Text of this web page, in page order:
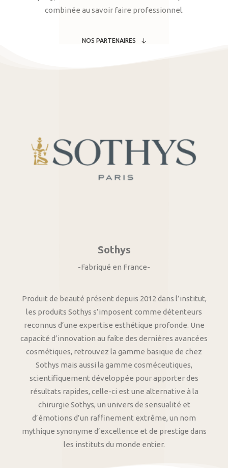
combinée au savoir faire professionnel.
NOS PARTENAIRES
Sothys
-Fabriqué en France-
Produit de beauté présent depuis 2012 dans l’institut,
les produits Sothys s’imposent comme détenteurs
reconnus d’une expertise esthétique profonde. Une
capacité d’innovation au faîte des dernières avancées
cosmétiques, retrouvez la gamme basique de chez
Sothys mais aussi la gamme cosméceutiques,
scientifiquement développée pour apporter des
résultats rapides, celle-ci est une alternative à la
chirurgie Sothys, un univers de sensualité et
d’émotions d’un raffinement extrême, un nom
mythique synonyme d’excellence et de prestige dans
les instituts du monde entier.